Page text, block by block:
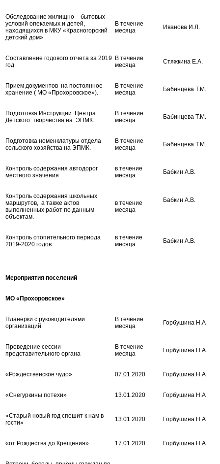
Обследование жилищно – бытовых
условий опекаемых и детей,
находящихся в МКУ «Красногорский
детский дом»
В течение
месяца
Иванова И.Л.
Составление годового отчета за 2019
год
В течение
месяца
Стяжкина Е.А.
Прием документов на постоянное
хранение ( МО «Прохоровское»).
В течение
месяца
Бабинцева Т.М.
Подготовка Инструкции Центра
Детского творчества на ЭПМК.
В течение
месяца
Бабинцева Т.М.
Подготовка номенклатуры отдела
сельского хозяйства на ЭПМК.
В течение
месяца
Бабинцева Т.М.
Контроль содержания автодорог
местного значения
в течение
месяца
Бабкин А.В.
Контроль содержания школьных
маршрутов, а также актов
выполненных работ по данным
объектам.
в течение
месяца
Бабкин А.В.
Контроль отопительного периода
2019-2020 годов
в течение
месяца
Бабкин А.В.
Мероприятия поселений
МО «Прохоровское»
Планерки с руководителями
организаций
В течение
месяца
Горбушина Н.А
Проведение сессии
представительного органа
В течение
месяца
Горбушина Н.А
«Рождественское чудо» 07.01.2020 Горбушина Н.А
«Снегуркины потехи» 13.01.2020 Горбушина Н.А
«Старый новый год спешит к нам в
гости»
13.01.2020 Горбушина Н.А
«от Рождества до Крещения» 17.01.2020 Горбушина Н.А